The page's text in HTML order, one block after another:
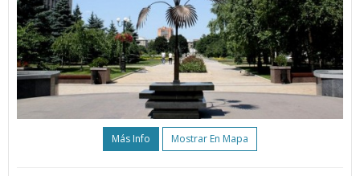
Más Info Mostrar En Mapa